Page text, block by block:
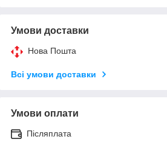
Умови доставки
Нова Пошта
Всі умови доставки
Умови оплати
Післяплата